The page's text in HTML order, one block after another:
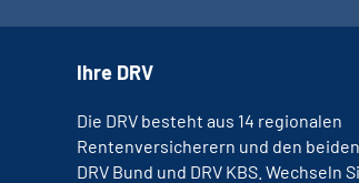
Ihre DRV
Die DRV besteht aus 14 regionalen
Rentenversicherern und den
DRV Bund und DRV KBS. Wechseln